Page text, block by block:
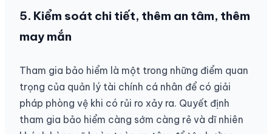
5. Kiểm soát chi tiết, thêm an tâm, thêm
may mắn
Tham gia bảo hiểm là một trong những điểm quan
trọng của quản lý tài chính cá nhân để có giải
pháp phòng vệ khi có rủi ro xảy ra. Quyết định
tham gia bảo hiểm càng sớm càng rẻ và dĩ nhiên